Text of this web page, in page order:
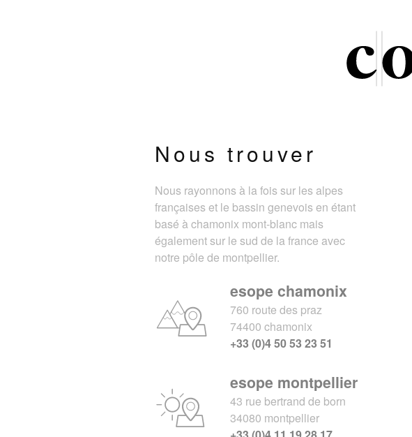
Nous trouver
Nous rayonnons à la fois sur les alpes
françaises et le bassin genevois en étant
basé à chamonix mont-blanc mais
également sur le sud de la france avec
notre pôle de montpellier.
esope chamonix
760 route des praz
74400 chamonix
+33 (0)4 50 53 23 51
esope montpellier
43 rue bertrand de born
34080 montpellier